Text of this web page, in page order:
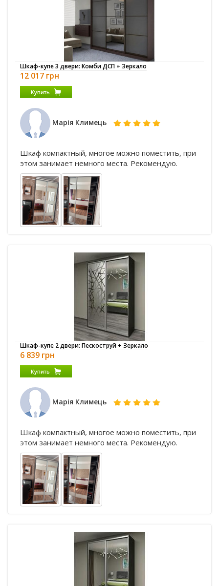
Шкаф-купе 3 двери: Комби ДСП + Зеркало
12 017 грн
Купить
Марія Климець
Шкаф компактный, многое можно поместить, при
этом занимает немного места. Рекомендую.
Шкаф-купе 2 двери: Пескоструй + Зеркало
6 839 грн
Купить
Марія Климець
Шкаф компактный, многое можно поместить, при
этом занимает немного места. Рекомендую.